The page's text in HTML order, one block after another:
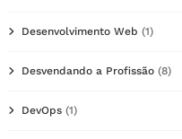
Desenvolvimento Web (1)
Desvendando a Profissão (8)
DevOps (1)